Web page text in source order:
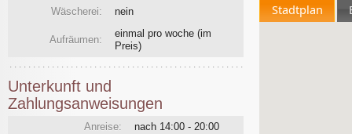
Stadtplan
Wäscherei:
nein
Aufräumen:
einmal pro woche (im
Preis)
Unterkunft und
Zahlungsanweisungen
Anreise:
nach 14:00 - 20:00